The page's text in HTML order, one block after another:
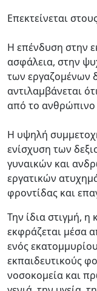
Επεκτείνεται
Η επένδυση στην
ασφάλεια, στην
των εργαζομένων
αντιλαμβάνεται
από το ανθρώπινο
Η υψηλή
ενίσχυση των
γυναικών και
εργατικών
φροντίδας και
Την ίδια στιγμή, η
εκφράζεται μέσα
ενός
εκπαιδευτικούς
νοσοκομεία και